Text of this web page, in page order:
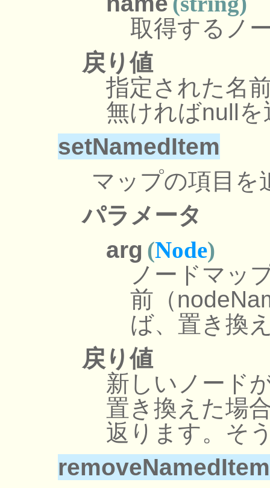
取得するノ
戻り値
指定された名
無ければnull
setNamedItem
マップの項目を
パラメータ
arg (Node)
ノードマッ
前（
ば、置き換
戻り値
新しいノード
置き換えた場
返ります。そ
removeNamedItem